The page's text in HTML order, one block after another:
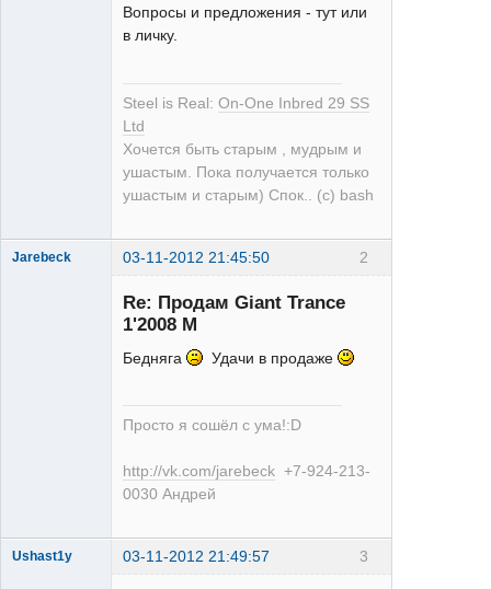
Вопросы и предложения - тут или
в личку.
Steel is Real: On-One Inbred 29 SS
Ltd
Хочется быть старым , мудрым и
ушастым. Пока получается только
ушастым и старым) Спок.. (с) bash
2
Jarebeck 03-11-2012 21:45:50
Re: Продам Giant Trance
1'2008 M
Бедняга Удачи в продаже
Просто я сошёл с ума!:D
http://vk.com/jarebeck +7-924-213-
0030 Андрей
3
Ushast1y 03-11-2012 21:49:57